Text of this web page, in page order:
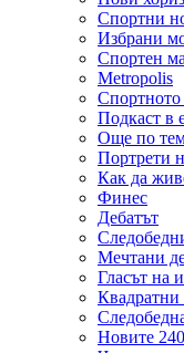
Спортни
Избрани
Спортен
Metropolis
Подкаст в
Още по
Портрети
Как да
Финес
Дебатът
Мечтани
Гласът на
Квадратни
Новите